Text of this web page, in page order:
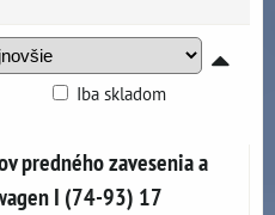
Iba skladom
predného zavesenia a
I (74-93) 17